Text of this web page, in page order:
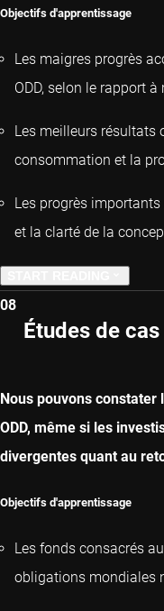
Objectifs d'apprentissage
Les maigres progrès
ODD, selon le rapport
Les meilleurs résultats
consommation et la
Les progrès
et la clarté de la
08
Études de cas
Nous pouvons
ODD, même si les
divergentes quant au
Objectifs d'apprentissage
Les fonds consacrés
obligations mondiales